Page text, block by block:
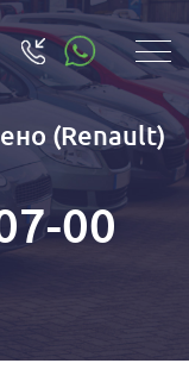
(Renault)
00